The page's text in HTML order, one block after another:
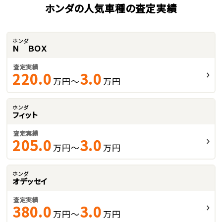
ホンダの人気車種の査定実績
ホンダ
Ｎ ＢＯＸ
査定実績
220.0 万円～3.0 万円
ホンダ
フィット
査定実績
205.0 万円～3.0 万円
ホンダ
オデッセイ
査定実績
380.0 万円～3.0 万円